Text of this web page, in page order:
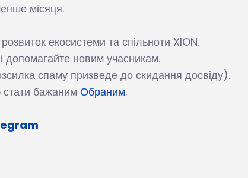
місяця.
екосистеми та спільноти XION.
допомагайте новим учасникам.
спаму призведе до скидання досвіду).
стати бажаним Обраним.